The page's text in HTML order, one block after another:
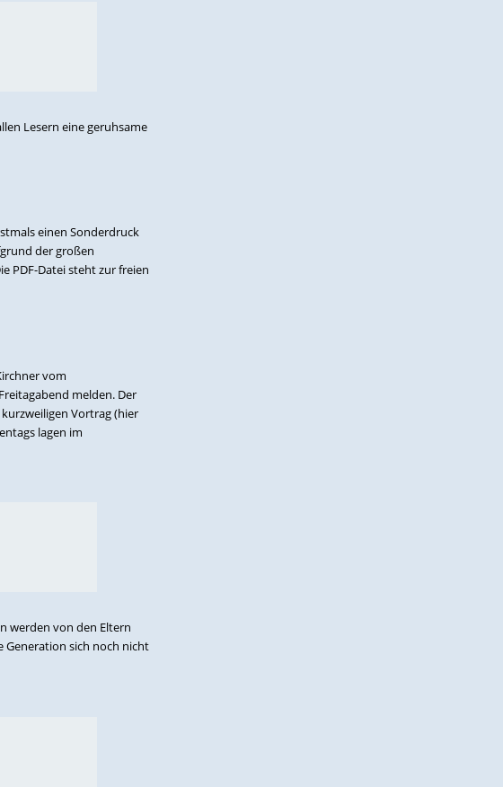
Lesern eine geruhsame
einen Sonderdruck
der großen
PDF-Datei steht zur freien
vom
melden. Der
Vortrag (hier
lagen im
werden von den Eltern
Generation sich noch nicht